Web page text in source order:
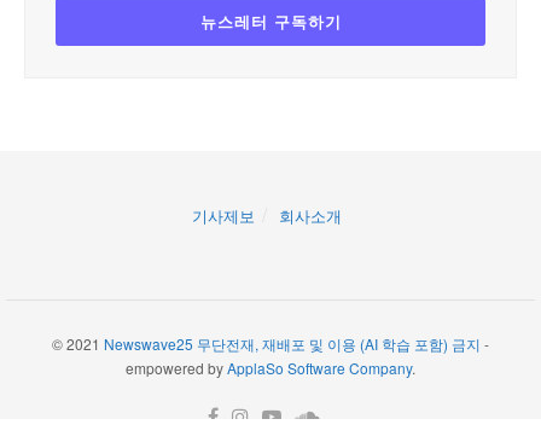
기사제보 회사소개
© 2021 Newswave25 무단전재, 재배포 및 이용 (AI 학습 포함) 금지 -
empowered byApplaSo Software Company.